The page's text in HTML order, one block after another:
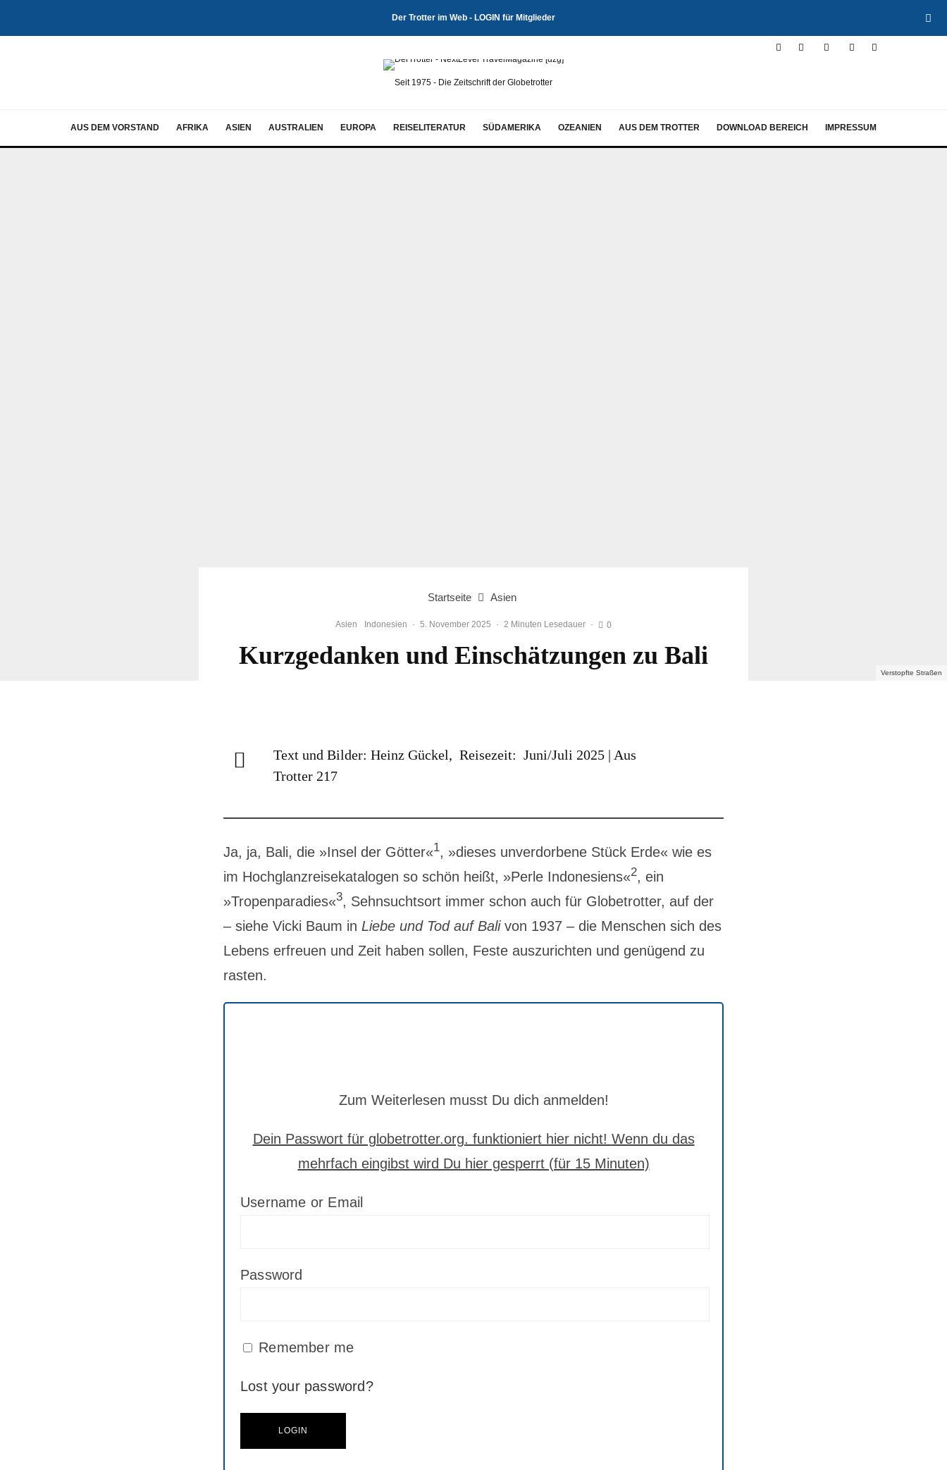
Der Trotter im Web - LOGIN für Mitglieder
Seit 1975 - Die Zeitschrift der Globetrotter
AUS DEM VORSTAND AFRIKA ASIEN AUSTRALIEN EUROPA REISELITERATUR SÜDAMERIKA OZEANIEN AUS DEM TROTTER DOWNLOAD BEREICH IMPRESSUM
Verstopfte Straßen
Startseite Asien
Asien Indonesien · 5. November 2025 · 2 Minuten Lesedauer · 0
Kurzgedanken und Einschätzungen zu Bali
Text und Bilder: Heinz Gückel, Reisezeit: Juni/Juli 2025 | Aus
Trotter 217
Ja, ja, Bali, die »Insel der Götter«1, »dieses unverdorbene Stück Erde« wie es
im Hochglanzreisekatalogen so schön heißt, »Perle Indonesiens«2, ein
»Tropenparadies«3, Sehnsuchtsort immer schon auch für Globetrotter, auf der
– siehe Vicki Baum in Liebe und Tod auf Balivon 1937 – die Menschen sich des
Lebens erfreuen und Zeit haben sollen, Feste auszurichten und genügend zu
rasten.
Zum Weiterlesen musst Du dich anmelden!
Dein Passwort für globetrotter.org. funktioniert hier nicht! Wenn du das
mehrfach eingibst wird Du hier gesperrt (für 15 Minuten)
Username or Email
Password
Remember me
Lost your password?